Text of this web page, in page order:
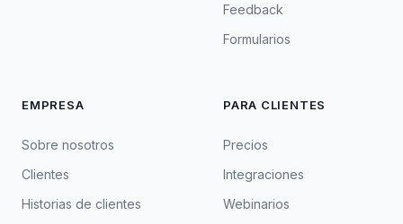
Feedback
Formularios
EMPRESA
Sobre nosotros
Clientes
Historias de clientes
PARA CLIENTES
Precios
Integraciones
Webinarios